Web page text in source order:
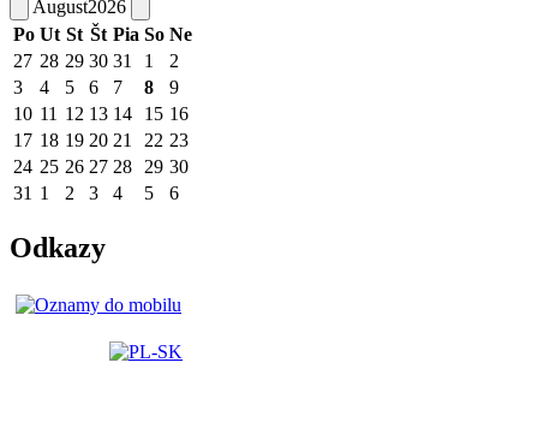
August2026
Po Ut St Št Pia So Ne
27 28 29 30 31 1
2
3
4 5 6 7 8
9
10 11 12 13 14 15 16
17 18 19 20 21 22 23
24 25 26 27 28 29 30
31 1 2 3 4 5 6
Odkazy